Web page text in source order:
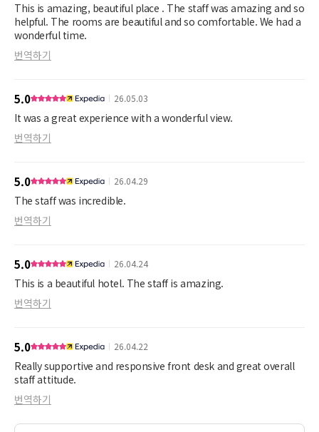
This is amazing, beautiful place . The staff was amazing and so
helpful. The rooms are beautiful and so comfortable. We had a
wonderful time.
번역하기
5.0 26.05.03
It was a great experience with a wonderful view.
번역하기
5.0 26.04.29
The staff was incredible.
번역하기
5.0 26.04.24
This is a beautiful hotel. The staff is amazing.
번역하기
5.0 26.04.22
Really supportive and responsive front desk and great overall
staff attitude.
번역하기